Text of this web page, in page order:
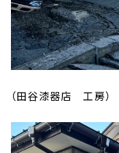
（田谷漆器店 工房）